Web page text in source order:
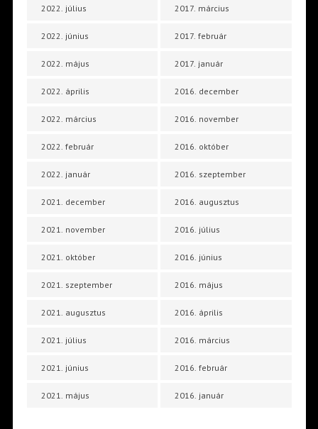
2022. július
2022. június
2022. május
2022. április
2022. március
2022. február
2022. január
2021. december
2021. november
2021. október
2021. szeptember
2021. augusztus
2021. július
2021. június
2021. május
2017. március
2017. február
2017. január
2016. december
2016. november
2016. október
2016. szeptember
2016. augusztus
2016. július
2016. június
2016. május
2016. április
2016. március
2016. február
2016. január